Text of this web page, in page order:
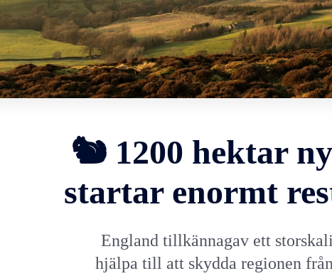
🐿 1200 hektar
startar enormt
England tillkännagav ett
hjälpa till att skydda regionen